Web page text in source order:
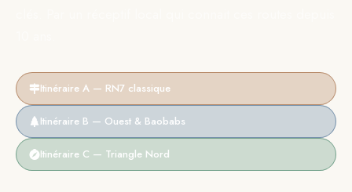
Itinéraire A — RN7 classique
Itinéraire B — Ouest & Baobabs
Itinéraire C — Triangle Nord